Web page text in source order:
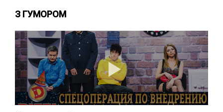
З ГУМОРОМ